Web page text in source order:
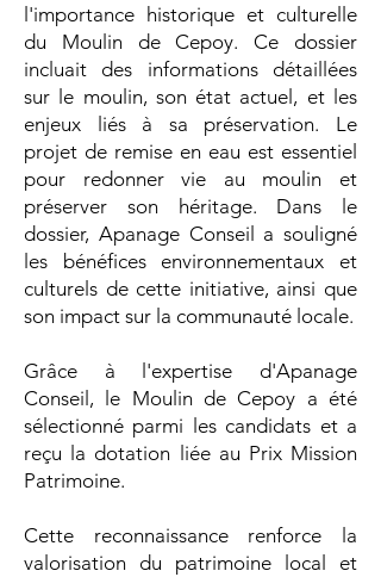
l'importance historique et culturelle
du Moulin de Cepoy. Ce dossier
incluait des informations détaillées
sur le moulin, son état actuel, et les
enjeux liés à sa préservation. Le
projet de remise en eau est essentiel
pour redonner vie au moulin et
préserver son héritage. Dans le
dossier, Apanage Conseil a souligné
les bénéfices environnementaux et
culturels de cette initiative, ainsi que
son impact sur la communauté locale.
Grâce à l'expertise d'Apanage
Conseil, le Moulin de Cepoy a été
sélectionné parmi les candidats et a
reçu la dotation liée au Prix Mission
Patrimoine.
Cette reconnaissance renforce la
valorisation du patrimoine local et